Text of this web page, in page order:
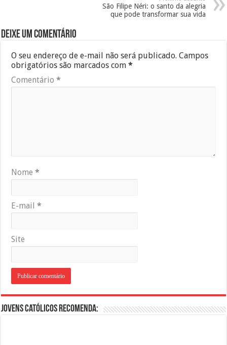
São Filipe Néri: o santo da alegria
que pode transformar sua vida
Deixe um comentário
O seu endereço de e-mail não será publicado. Campos
obrigatórios são marcados com*
Comentário*
Nome*
E-mail*
Site
Jovens Católicos Recomenda: